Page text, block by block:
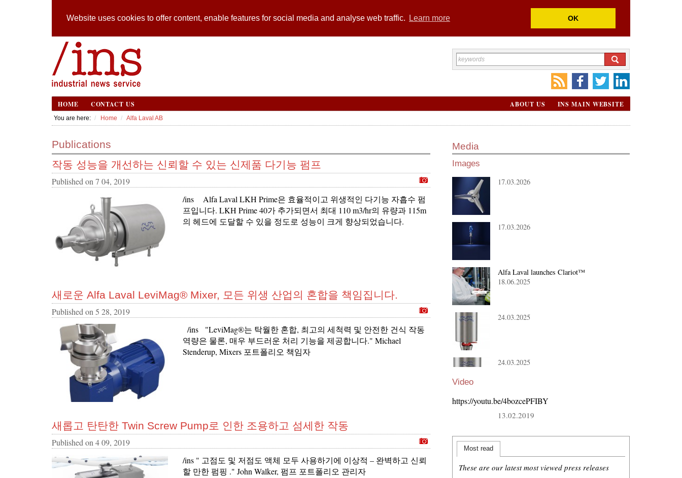
Website uses cookies to offer content, enable features for social media and analyse web traffic. Learn more OK
HOME CONTACT US INS MAIN WEBSITE
ABOUT US
You are here: Home Alfa Laval AB
Publications
작동 성능을 개선하는 신뢰할 수 있는 신제품 다기능 펌프
Published on7 04, 2019
/ins Alfa Laval LKH Prime은 효율적이고 위생적인 다기능 자흡수 펌
프입니다. LKH Prime 40가 추가되면서 최대 110 m3/hr의 유량과 115m
의 헤드에 도달할 수 있을 정도로 성능이 크게 향상되었습니다.
새로운 Alfa Laval LeviMag® Mixer, 모든 위생 산업의 혼합을 책임집니다.
Published on5 28, 2019
/ins "LeviMag®는 탁월한 혼합, 최고의 세척력 및 안전한 건식 작동
역량은 물론, 매우 부드러운 처리 기능을 제공합니다." Michael
Stenderup, Mixers 포트폴리오 책임자
새롭고 탄탄한 Twin Screw Pump로 인한 조용하고 섬세한 작동
Published on 4 09, 2019
/ins " 고점도 및 저점도 액체 모두 사용하기에 이상적 – 완벽하고 신뢰
할 만한 펌핑 ." John Walker, 펌프 포트폴리오 관리자
Media
Images
17.03.2026
17.03.2026
Alfa Laval launches Clariot™
18.06.2025
24.03.2025
24.03.2025
Video
https://youtu.be/4bozcePFIBY
13.02.2019
Most read
These are our latest most viewed press releases